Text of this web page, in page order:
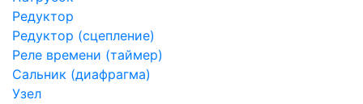
Редуктор
Редуктор (сцепление)
Реле времени (таймер)
Сальник (диафрагма)
Узел